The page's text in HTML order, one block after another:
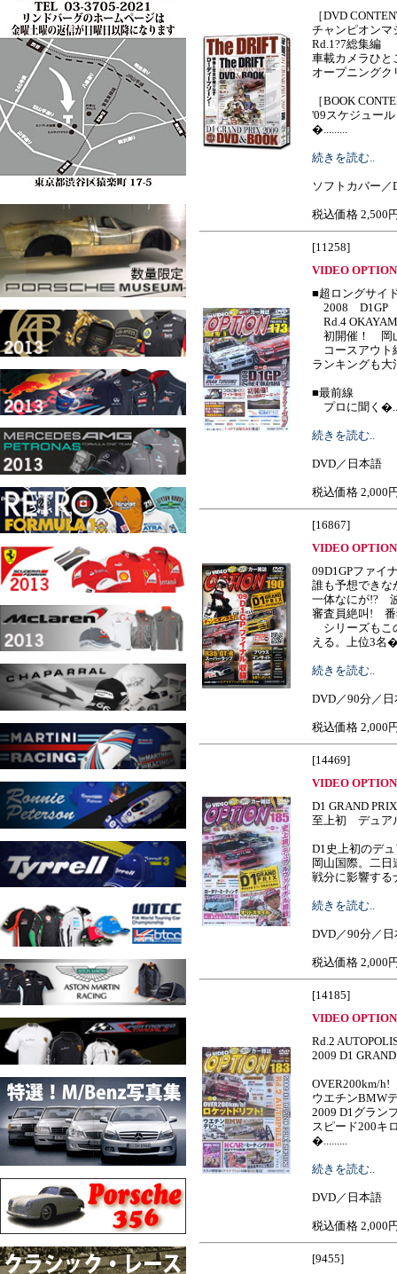
［DVD
チャンピオンマ
Rd.1?7総集編
車載カメラひと
オープニングク
［BOOK
'09スケジュー
�.........
続きを読む..
ソフトカバー
税込価格 2,500
[11258]
VIDEO
■超ロングサイ
2008 D1GP
Rd.4
初開催！ 岡
コースアウト
ランキングも大
■最前線
プロに聞く
続きを読む..
DVD／日本語
税込価格 2,000
[16867]
VIDEO
09D1GPファイ
誰も予想でき
一体なにが!?
審査員絶叫! 番
シリーズもこ
える。上位3名
続きを読む..
DVD／90分／日
税込価格 2,000
[14469]
VIDEO
D1 GRAND
至上初 デュア
D1史上初のデ
岡山国際。二
戦分に影響する
続きを読む..
DVD／90分／日
税込価格 2,000
[14185]
VIDEO
Rd.2
2009 D1
OVER200km/
ウエチンBMW
2009 D1グラン
スピード200キ
�.........
続きを読む..
DVD／日本語
税込価格 2,000
[9455]